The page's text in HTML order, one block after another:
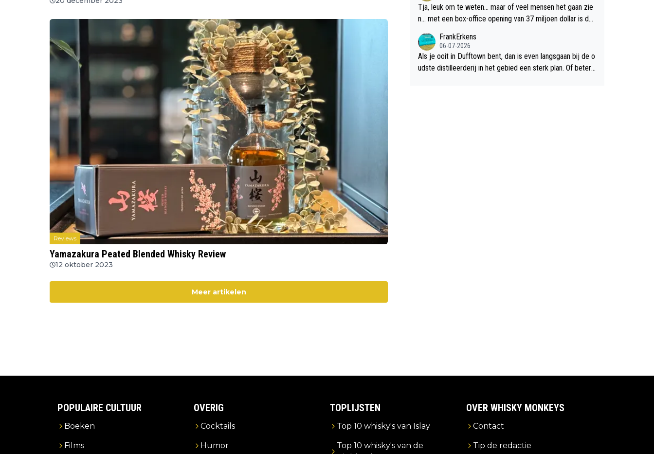
Reviews
Yamazakura Peated Blended Whisky Review
12 oktober 2023
Meer artikelen
Tja, leuk om te weten... maar of veel mensen het gaan zie
n... met een box-office opening van 37 miljoen dollar is de
FrankErkens
06-07-2026
Als je ooit in Dufftown bent, dan is even langsgaan bij de o
udste distilleerderij in het gebied een sterk plan. Of beter n
POPULAIRE CULTUUR
Boeken
Films
OVERIG
Cocktails
Humor
TOPLIJSTEN
Top 10 whisky's van Islay
Top 10 whisky's van de
OVER WHISKY MONKEYS
Contact
Tip de redactie